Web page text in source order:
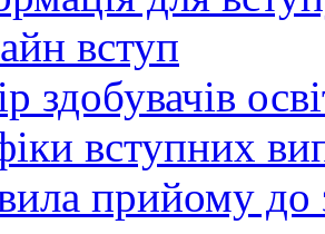
вступ
здобувачів
вступних
прийому до